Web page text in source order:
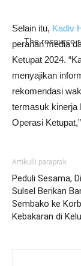
Selain itu, Kadiv
peranan media
Ketupat 2024.
menyajikan
rekomendasi
termasuk kinerja
Operasi
Artikulli paraprak
Peduli Sesama,
Sulsel Berikan
Sembako ke
Kebakaran di
The resource